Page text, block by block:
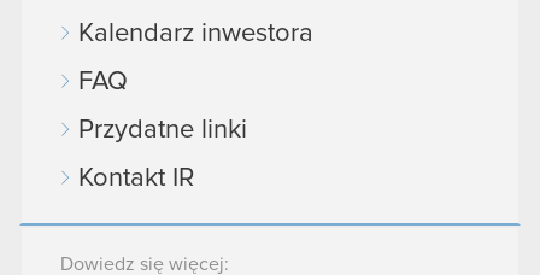
Kalendarz inwestora
FAQ
Przydatne linki
Kontakt IR
Dowiedz się więcej: